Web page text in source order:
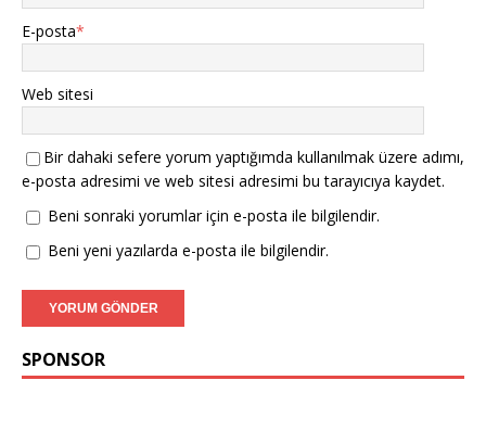
E-posta*
Web sitesi
Bir dahaki sefere yorum yaptığımda kullanılmak üzere adımı,
e-posta adresimi ve web sitesi adresimi bu tarayıcıya kaydet.
Beni sonraki yorumlar için e-posta ile bilgilendir.
Beni yeni yazılarda e-posta ile bilgilendir.
SPONSOR